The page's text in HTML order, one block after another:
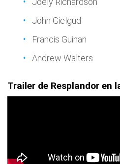
John Gielgud
Francis Guinan
Andrew Walters
Trailer de Resplandor en